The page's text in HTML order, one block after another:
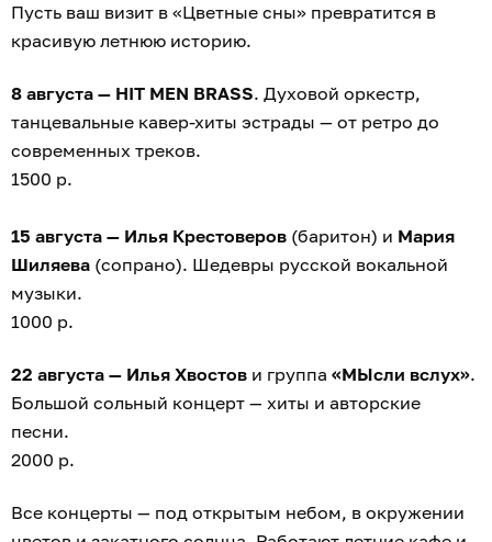
Пусть ваш визит в «Цветные сны» превратится в
красивую летнюю историю.
8 августа — HIT MEN BRASS. Духовой оркестр,
танцевальные кавер-хиты эстрады — от ретро до
современных треков.
1500 р.
15 августа — Илья Крестоверов (баритон) и Мария
Шиляева (сопрано). Шедевры русской вокальной
музыки.
1000 р.
22 августа — Илья Хвостов и группа «МЫсли вслух».
Большой сольный концерт — хиты и авторские
песни.
2000 р.
Все концерты — под открытым небом, в окружении